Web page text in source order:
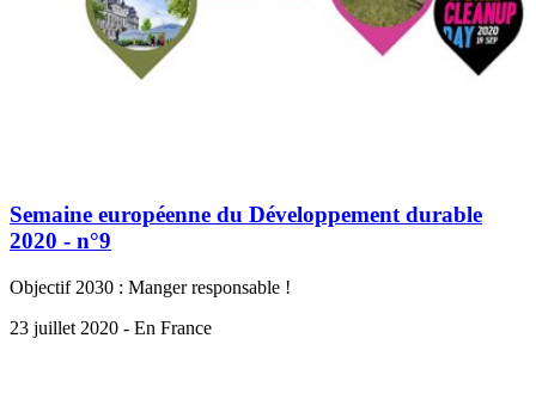
Semaine européenne du Développement durable
2020 - n°9
Objectif 2030 : Manger responsable !
23 juillet 2020 - En France